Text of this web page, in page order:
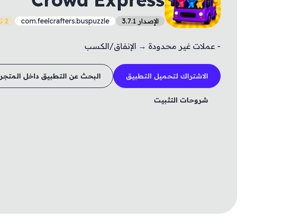
الإصدار 3.7.1 com.feelcrafters.buspuzzle 2 تحميل
- عملات غير محدودة → الإنفاق/الكسب
الاشتراك لتحميل التطبيق البحث عن التطبيق داخل المتجر
شروحات التثبيت